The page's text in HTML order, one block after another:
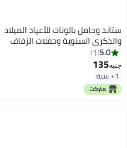
ستاند وحامل بالونات للأعياد الميلاد
والذكرى السنوية وحفلات الزفاف
وحفلات استقبال المولود الجديد
ديكور حفلات رائع-ارتفاع 70سم
5.0
1
جنيه135
1+ سنة